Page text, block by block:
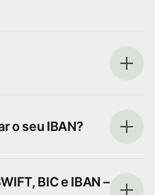
o seu IBAN?
BIC e IBAN –